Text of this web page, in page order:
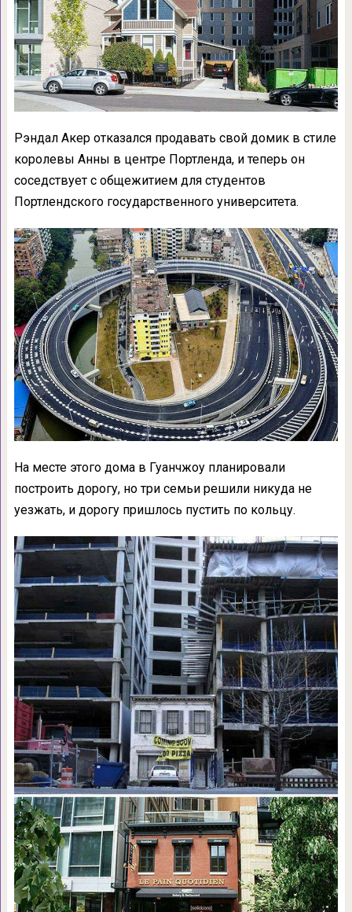
Рэндал Акер отказался продавать свой домик в стиле
королевы Анны в центре Портленда, и теперь он
соседствует с общежитием для студентов
Портлендского государственного университета.
На месте этого дома в Гуанчжоу планировали
построить дорогу, но три семьи решили никуда не
уезжать, и дорогу пришлось пустить по кольцу.